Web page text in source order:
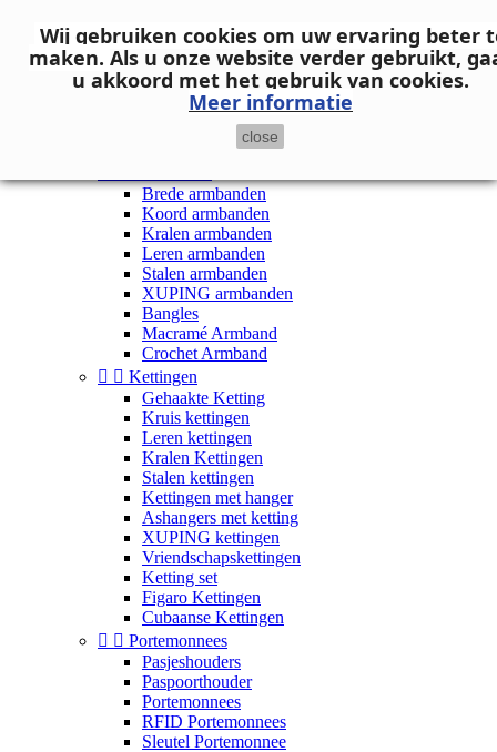
Inloggen
shopping_cart Winkelwagen (0)
Brede armbanden
Koord armbanden
Kralen armbanden
Leren armbanden
Stalen armbanden
XUPING armbanden
Bangles
Macramé Armband
Crochet Armband
  Kettingen
Gehaakte Ketting
Kruis kettingen
Leren kettingen
Kralen Kettingen
Stalen kettingen
Kettingen met hanger
Ashangers met ketting
XUPING kettingen
Vriendschapskettingen
Ketting set
Figaro Kettingen
Cubaanse Kettingen
  Portemonnees
Pasjeshouders
Paspoorthouder
Portemonnees
RFID Portemonnees
Sleutel Portemonnee
Wij gebruiken cookies om uw ervaring beter
maken. Als u onze website verder gebruikt,
u akkoord met het gebruik van cookies.
Meer informatie
close